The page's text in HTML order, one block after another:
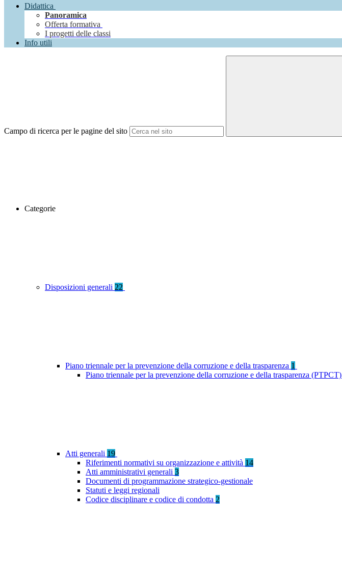
Didattica
Panoramica
Offerta formativa
I progetti delle classi
Info utili
Campo di ricerca per le pagine del sito
Categorie
Disposizioni generali 22
Piano triennale per la prevenzione della corruzione e della trasparenza 1
Piano triennale per la prevenzione della corruzione e della trasparenza (PTPCT)
Atti generali 19
Riferimenti normativi su organizzazione e attività 14
Atti amministrativi generali 3
Documenti di programmazione strategico-gestionale
Statuti e leggi regionali
Codice disciplinare e codice di condotta 2